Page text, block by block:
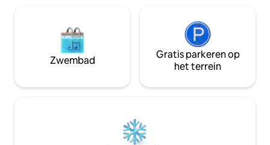
Zwembad
Gratis parkeren op
het terrein